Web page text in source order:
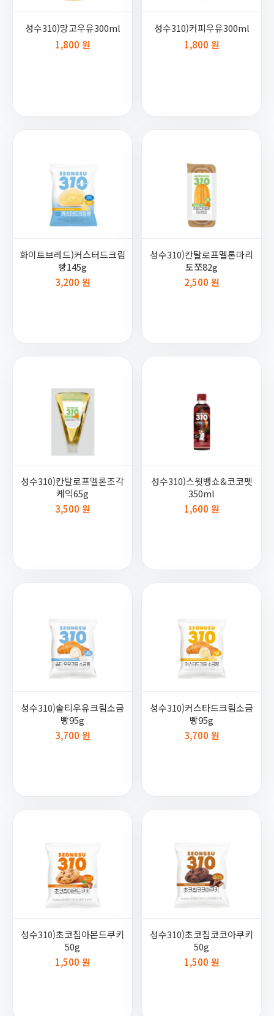
성수310)망고우유300ml
1,800 원
성수310)커피우유300ml
1,800 원
화이트브레드)커스터드크림
빵145g
3,200 원
성수310)칸탈로프멜론마리
토쪼82g
2,500 원
성수310)칸탈로프멜론조각
케익65g
3,500 원
성수310)스윗뱅쇼&코코펫
350ml
1,600 원
성수310)솔티우유크림소금
빵95g
3,700 원
성수310)커스타드크림소금
빵95g
3,700 원
성수310)초코칩아몬드쿠키
50g
1,500 원
성수310)초코칩코코아쿠키
50g
1,500 원